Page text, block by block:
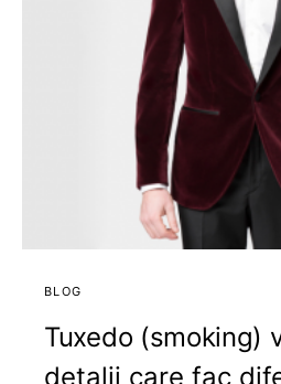
BLOG
Tuxedo (smoking)
detalii care fac